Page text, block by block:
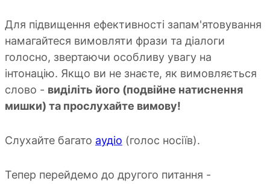
Для підвищення ефективності запам'ятовування
намагайтеся вимовляти фрази та діалоги
голосно, звертаючи особливу увагу на
інтонацію. Якщо ви не знаєте, як вимовляється
слово - виділіть його (подвійне натиснення
мишки) та прослухайте вимову!
Слухайте багато аудіо (голос носіїв).
Тепер перейдемо до другого питання -